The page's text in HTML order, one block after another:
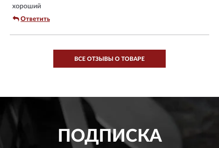
хороший
Ответить
ВСЕ ОТЗЫВЫ О ТОВАРЕ
ПОДПИСКА